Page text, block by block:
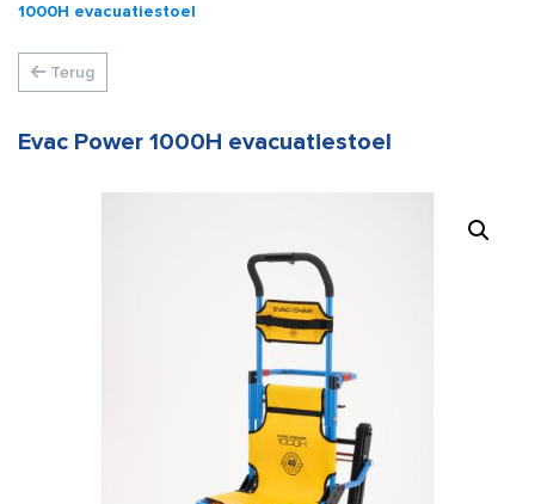
1000H evacuatiestoel
Terug
Evac Power 1000H evacuatiestoel